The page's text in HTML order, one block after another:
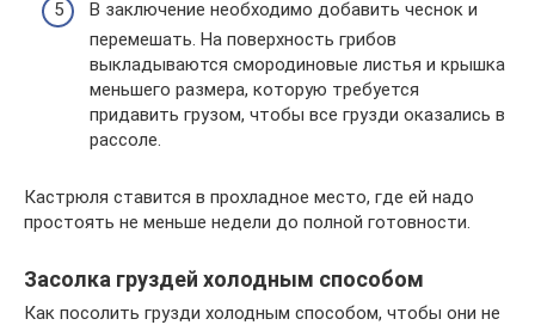
В заключение необходимо добавить чеснок и
перемешать. На поверхность грибов
выкладываются смородиновые листья и крышка
меньшего размера, которую требуется
придавить грузом, чтобы все грузди оказались в
рассоле.
Кастрюля ставится в прохладное место, где ей надо
простоять не меньше недели до полной готовности.
Засолка груздей холодным способом
Как посолить грузди холодным способом, чтобы они не